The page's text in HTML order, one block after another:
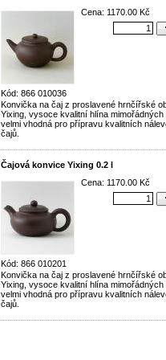
Kód: 866 010036
Cena: 1170.00 Kč
Konvička na čaj z proslavené hrnčířské
Yixing, vysoce kvalitní hlína
velmi vhodná pro přípravu kvalitních
čajů.
Čajová konvice Yixing 0.2 l
Kód: 866 010201
Cena: 1170.00 Kč
Konvička na čaj z proslavené hrnčířské
Yixing, vysoce kvalitní hlína
velmi vhodná pro přípravu kvalitních
čajů.